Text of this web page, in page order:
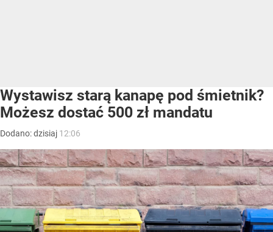
Wystawisz starą kanapę pod śmietnik?
Możesz dostać 500 zł mandatu
Dodano:dzisiaj 12:06